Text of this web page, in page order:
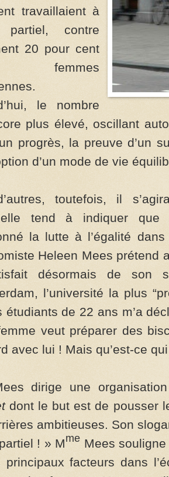
travaillaient à
partiel, contre
20 pour cent
femmes
le nombre
plus élevé, oscillant
progrès, la preuve d’un
d’un mode de vie
toutefois, il
tend à indiquer
la lutte à l’égalité
Heleen Mees
désormais de son
l’université la plus
étudiants de 22 ans m’a
veut préparer des
avec lui ! Mais qu’est-ce
dirige une
dont le but est de pousser
ambitieuses. Son
! » Mme Mees
principaux facteurs dans